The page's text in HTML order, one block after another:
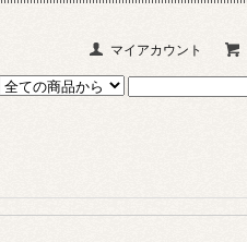
マイアカウント